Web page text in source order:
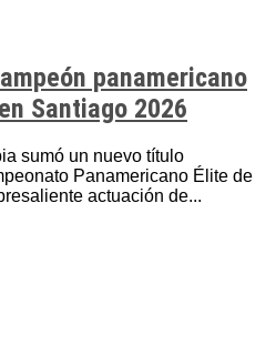
panamericano
Santiago 2026
sumó un nuevo título
Panamericano Élite de
actuación de...